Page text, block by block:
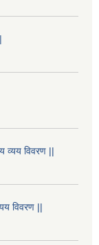
व्यय विवरण ||
विवरण ||